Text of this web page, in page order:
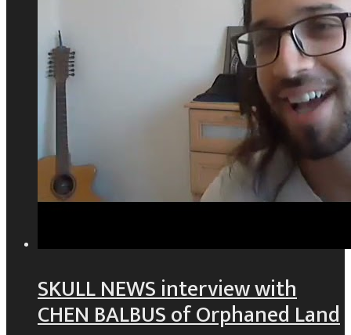
SKULL NEWS interview with
CHEN BALBUS of Orphaned Land